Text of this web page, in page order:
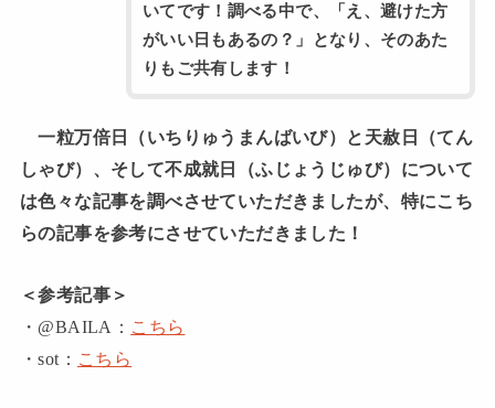
いてです！調べる中で、「え、避けた方
がいい日もあるの？」となり、そのあた
りもご共有します！
一粒万倍日（いちりゅうまんばいび）と天赦日（てん
しゃび）、そして不成就日（ふじょうじゅび）について
は色々な記事を調べさせていただきましたが、特にこち
らの記事を参考にさせていただきました！
＜参考記事＞
・@BAILA： こちら
・sot： こちら